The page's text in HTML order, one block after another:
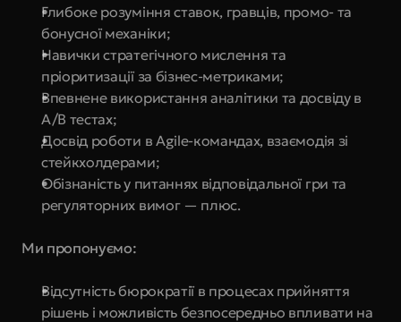
Глибоке розуміння ставок, гравців, промо- та
бонусної механіки;
Навички стратегічного мислення та
пріоритизації за бізнес-метриками;
Впевнене використання аналітики та досвіду в
A/B тестах;
Досвід роботи в Agile-командах, взаємодія зі
стейкхолдерами;
Обізнаність у питаннях відповідальної гри та
регуляторних вимог — плюс.
Ми пропонуємо:
Відсутність бюрократії в процесах прийняття
рішень і можливість безпосередньо впливати на